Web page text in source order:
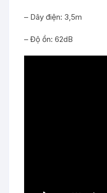
– Dây điện: 3,5m
– Độ ồn: 62dB